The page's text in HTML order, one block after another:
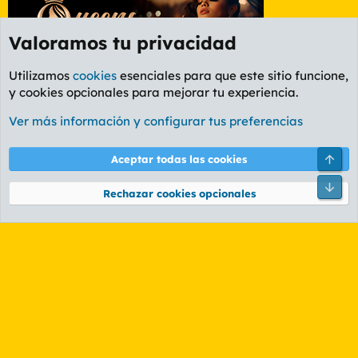
Foro General
Cookies
PL OLDSTYLE AMARILLO
Términos y reglas Política de privacidad Ayuda
Community platform by XenForo® © 2010-2026 XenForo Ltd.
Valoramos tu privacidad
Utilizamos cookies esenciales para que este sitio funcione,
y cookies opcionales para mejorar tu experiencia.
Ver más información y configurar tus preferencias
Aceptar todas las cookies
Rechazar cookies opcionales
Pie